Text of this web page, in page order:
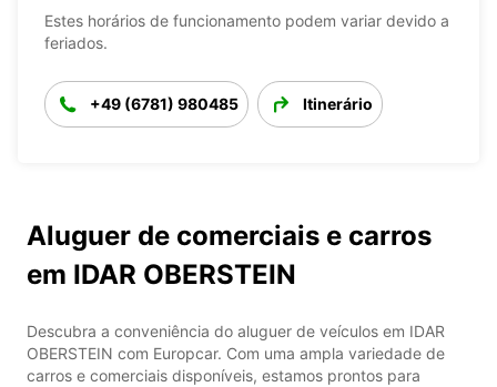
Estes horários de funcionamento podem variar devido a
feriados.
+49 (6781) 980485 Itinerário
Aluguer de comerciais e carros
em IDAR OBERSTEIN
Descubra a conveniência do aluguer de veículos em IDAR
OBERSTEIN com Europcar. Com uma ampla variedade de
carros e comerciais disponíveis, estamos prontos para